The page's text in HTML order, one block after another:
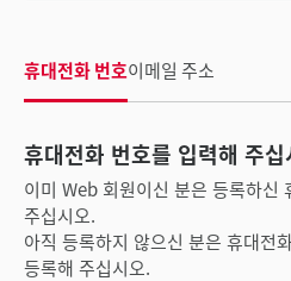
휴대전화 번호이메일 주소
휴대전화 번호를 입력해 주
이미 Web 회원이신 분은 등록하신
주십시오.
아직 등록하지 않으신 분은 휴대전
등록해 주십시오.